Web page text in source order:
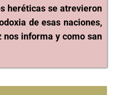
heréticas se atrevieron
de esas naciones,
informa y como san